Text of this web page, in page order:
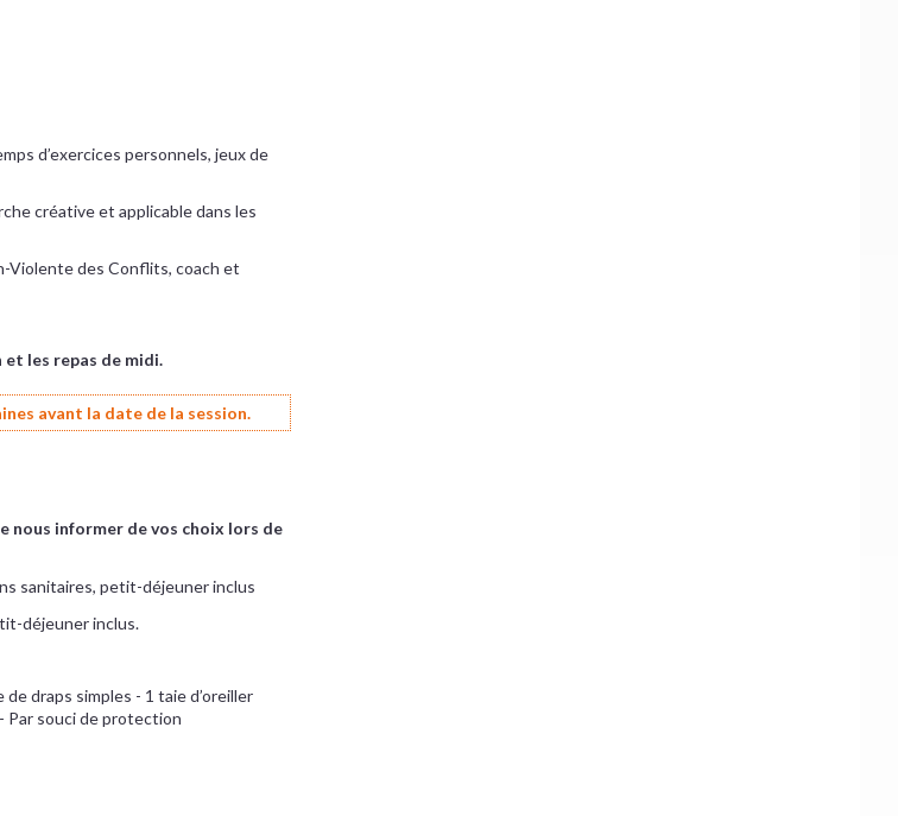
d’exercices personnels, jeux de
créative et applicable dans les
Violente des Conflits, coach et
les repas de midi.
avant la date de la session.
nous informer de vos choix lors de
sanitaires, petit-déjeuner inclus
déjeuner inclus.
draps simples - 1 taie d’oreiller
Par souci de protection